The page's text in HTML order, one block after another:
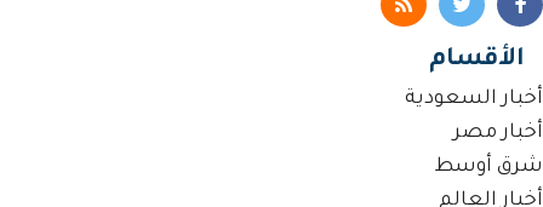
الأقسام
أخبار السعودية
أخبار مصر
شرق أوسط
أخبار العالم